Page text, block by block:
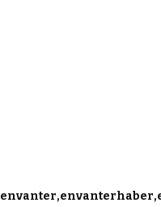
envanter envanterhaber